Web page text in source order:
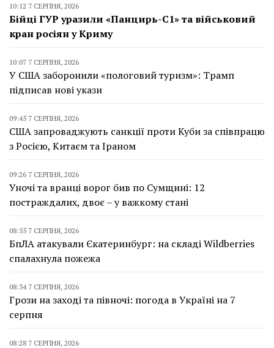
10:12 7 СЕРПНЯ, 2026
Бійці ГУР уразили «Панцирь-С1» та військовий
кран росіян у Криму
10:07 7 СЕРПНЯ, 2026
У США заборонили «пологовий туризм»: Трамп
підписав нові укази
09:45 7 СЕРПНЯ, 2026
США запроваджують санкції проти Куби за співпрацю
з Росією, Китаєм та Іраном
09:26 7 СЕРПНЯ, 2026
Уночі та вранці ворог бив по Сумщині: 12
постраждалих, двоє – у важкому стані
08:55 7 СЕРПНЯ, 2026
БпЛА атакували Єкатеринбург: на складі Wildberries
спалахнула пожежа
08:34 7 СЕРПНЯ, 2026
Грози на заході та півночі: погода в Україні на 7
серпня
08:28 7 СЕРПНЯ, 2026